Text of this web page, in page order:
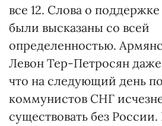
все 12. Слова о
были высказаны со всей
определенностью.
Левон Тер-Петросян
что на следующий день
коммунистов СНГ
существовать без